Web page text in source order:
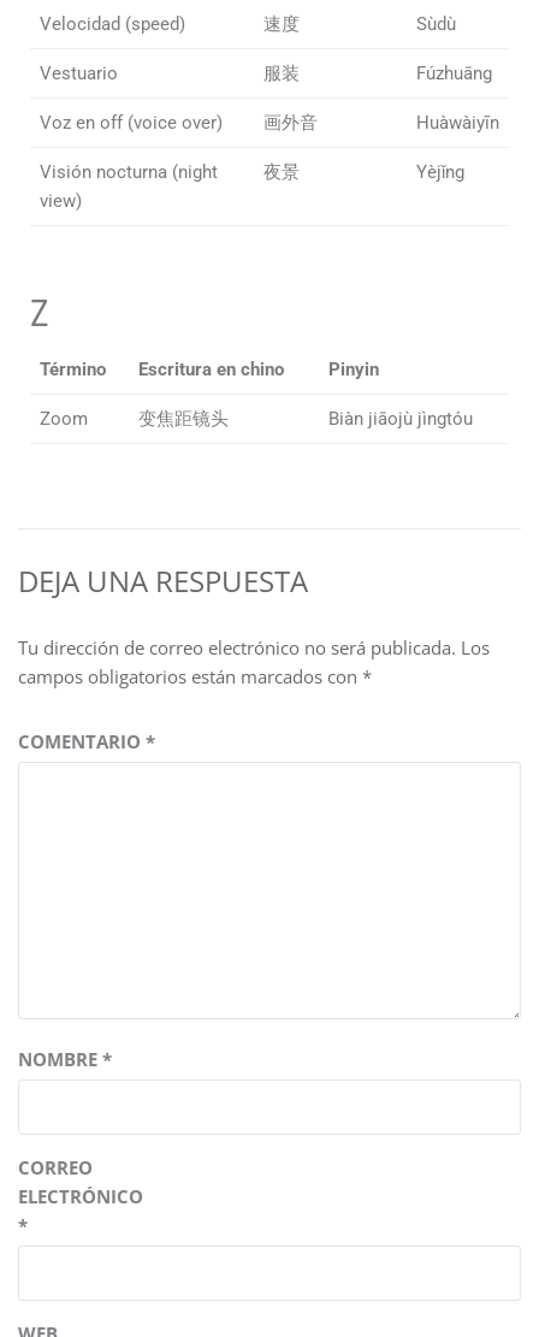
Velocidad (speed) 速度 Sùdù
Vestuario 服装 Fúzhuāng
Voz en off (voice over) 画外音 Huàwàiyīn
Visión nocturna (night
view)
夜景 Yèjǐng
Z
Término Escritura en chino Pinyin
Zoom 变焦距镜头 Biàn jiāojù jìngtóu
DEJA UNA RESPUESTA
Tu dirección de correo electrónico no será publicada. Los
campos obligatorios están marcados con *
COMENTARIO *
NOMBRE *
CORREO
ELECTRÓNICO
*